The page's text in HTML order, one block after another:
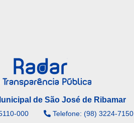
de São José de Ribamar
000 Telefone: (98) 3224-7150